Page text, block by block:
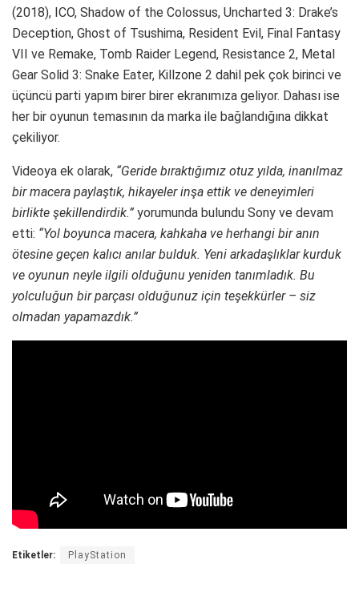
(2018), ICO, Shadow of the Colossus, Uncharted 3: Drake’s
Deception, Ghost of Tsushima, Resident Evil, Final Fantasy
VII ve Remake, Tomb Raider Legend, Resistance 2, Metal
Gear Solid 3: Snake Eater, Killzone 2 dahil pek çok birinci ve
üçüncü parti yapım birer birer ekranımıza geliyor. Dahası ise
her bir oyunun temasının da marka ile bağlandığına dikkat
çekiliyor.
Videoya ek olarak, “Geride bıraktığımız otuz yılda, inanılmaz
bir macera paylaştık, hikayeler inşa ettik ve deneyimleri
birlikte şekillendirdik.” yorumunda bulundu Sony ve devam
etti: “Yol boyunca macera, kahkaha ve herhangi bir anın
ötesine geçen kalıcı anılar bulduk. Yeni arkadaşlıklar kurduk
ve oyunun neyle ilgili olduğunu yeniden tanımladık. Bu
yolculuğun bir parçası olduğunuz için teşekkürler – siz
olmadan yapamazdık.”
Etiketler: PlayStation